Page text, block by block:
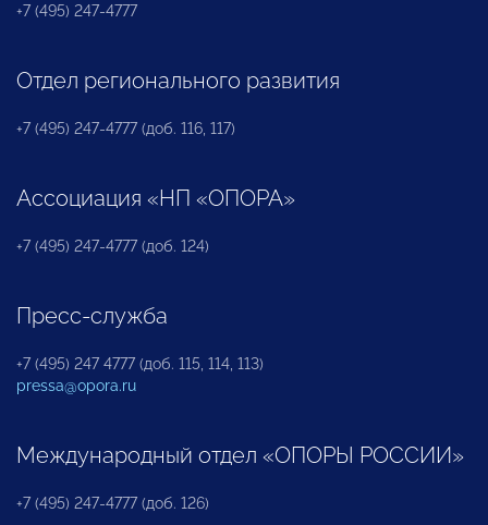
+7 (495) 247-4777
Отдел регионального развития
+7 (495) 247-4777 (доб. 116, 117)
Ассоциация «НП «ОПОРА»
+7 (495) 247-4777 (доб. 124)
Пресс-служба
+7 (495) 247 4777 (доб. 115, 114, 113)
pressa@opora.ru
Международный отдел «ОПОРЫ РОССИИ»
+7 (495) 247-4777 (доб. 126)